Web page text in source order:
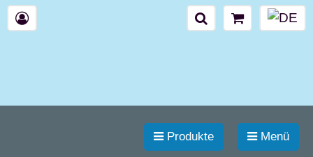
Produkte Menü